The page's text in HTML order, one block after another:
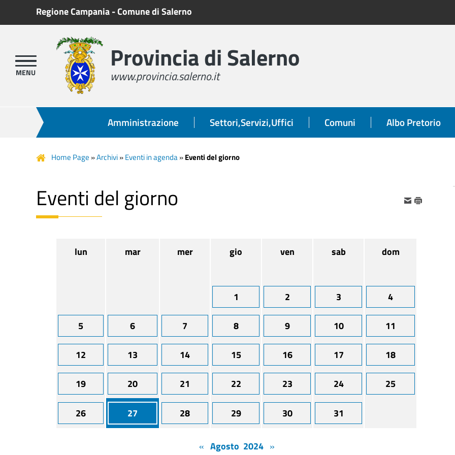
Regione Campania-Comune di Salerno
Provincia di Salerno
www.provincia.salerno.it
Amministrazione Settori,Servizi,Uffici Comuni Albo Pretorio
Home Page »Archivi»Eventi in agenda»Eventi del giorno
Eventi del giorno
lun mar mer gio ven sab dom
1 2 3 4
5 6 7 8 9 10 11
12 13 14 15 16 17 18
19 20 21 22 23 24 25
26 27 28 29 30 31
« Agosto 2024 »